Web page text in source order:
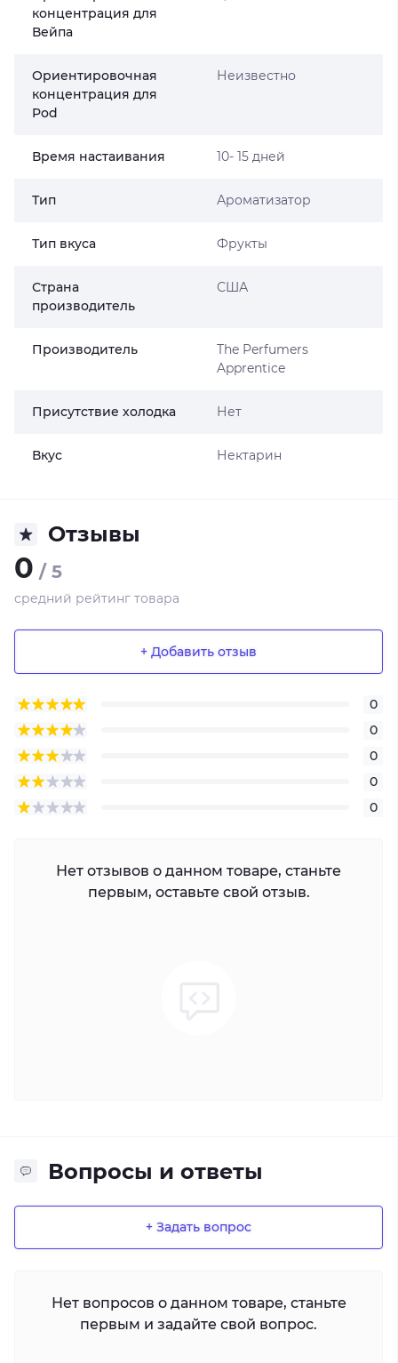
концентрация для
Вейпа
Ориентировочная
концентрация для
Pod
Неизвестно
Время настаивания 10- 15 дней
Тип Ароматизатор
Тип вкуса Фрукты
Страна
производитель
США
Производитель
The Perfumers
Apprentice
Присутствие холодка Нет
Вкус Нектарин
Отзывы
0 / 5
средний рейтинг товара
+ Добавить отзыв
0
0
0
0
0
Нет отзывов о данном товаре, станьте
первым, оставьте свой отзыв.
Вопросы и ответы
+ Задать вопрос
Нет вопросов о данном товаре, станьте
первым и задайте свой вопрос.